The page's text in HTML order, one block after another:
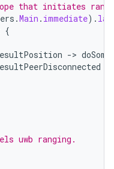
that initiates
.Main . immediate).
{
->
uwb ranging.